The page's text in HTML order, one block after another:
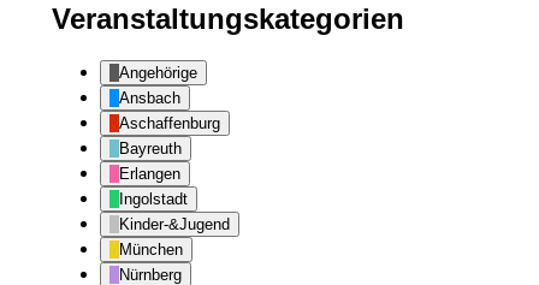
Veranstaltungskategorien
Angehörige
Ansbach
Aschaffenburg
Bayreuth
Erlangen
Ingolstadt
Kinder-&Jugend
München
Nürnberg